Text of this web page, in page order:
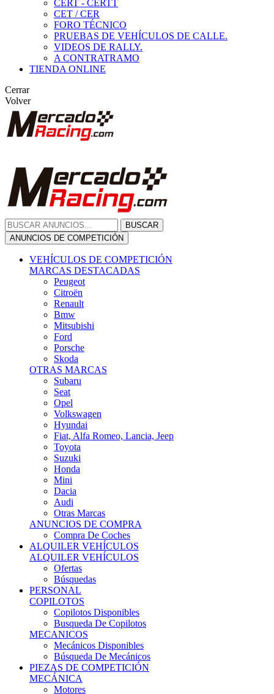
CERT - CERTT
CET / CER
FORO TÉCNICO
PRUEBAS DE VEHÍCULOS DE CALLE.
VIDEOS DE RALLY.
A CONTRATRAMO
TIENDA ONLINE
Cerrar
Volver
BUSCAR
ANUNCIOS DE COMPETICIÓN
VEHÍCULOS DE COMPETICIÓN
MARCAS DESTACADAS
Peugeot
Citroën
Renault
Bmw
Mitsubishi
Ford
Porsche
Skoda
OTRAS MARCAS
Subaru
Seat
Opel
Volkswagen
Hyundai
Fiat, Alfa Romeo, Lancia, Jeep
Toyota
Suzuki
Honda
Mini
Dacia
Audi
Otras Marcas
ANUNCIOS DE COMPRA
Compra De Coches
ALQUILER VEHÍCULOS
ALQUILER VEHÍCULOS
Ofertas
Búsquedas
PERSONAL
COPILOTOS
Copilotos Disponibles
Busqueda De Copilotos
MECANICOS
Mecánicos Disponibles
Búsqueda De Mecánicos
PIEZAS DE COMPETICIÓN
MECÁNICA
Motores
Refrigeración